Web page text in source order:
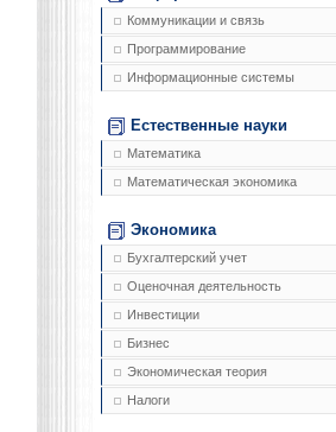
Коммуникации и связь
Программирование
Информационные системы
Естественные науки
Математика
Математическая экономика
Экономика
Бухгалтерский учет
Оценочная деятельность
Инвестиции
Бизнес
Экономическая теория
Налоги